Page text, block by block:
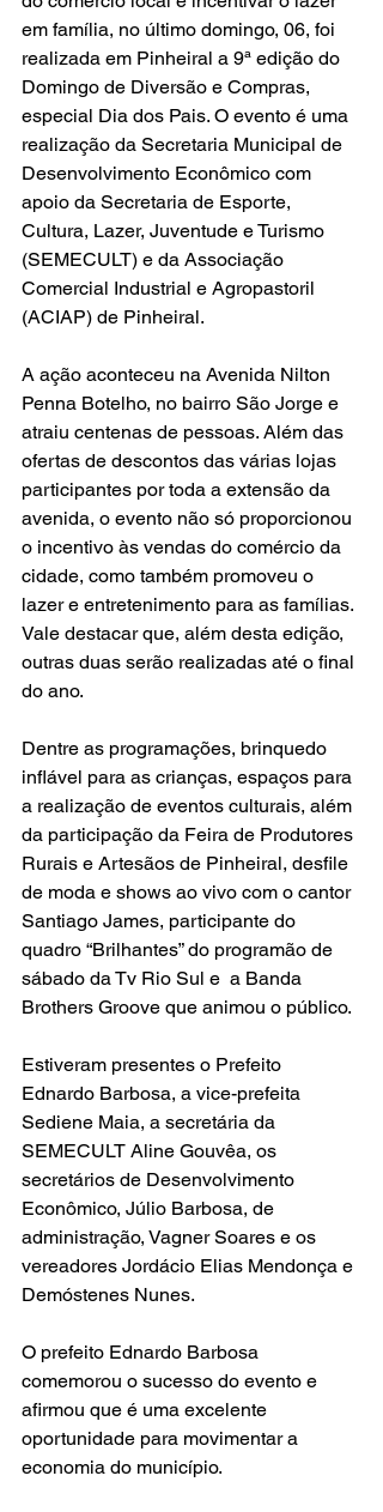
em família, no último domingo, 06, foi
realizada em Pinheiral a 9ª edição do
Domingo de Diversão e Compras,
especial Dia dos Pais. O evento é uma
realização da Secretaria Municipal de
Desenvolvimento Econômico com
apoio da Secretaria de Esporte,
Cultura, Lazer, Juventude e Turismo
(SEMECULT) e da Associação
Comercial Industrial e Agropastoril
(ACIAP) de Pinheiral.
A ação aconteceu na Avenida Nilton
Penna Botelho, no bairro São Jorge e
atraiu centenas de pessoas. Além das
ofertas de descontos das várias lojas
participantes por toda a extensão da
avenida, o evento não só proporcionou
o incentivo às vendas do comércio da
cidade, como também promoveu o
lazer e entretenimento para as famílias.
Vale destacar que, além desta edição,
outras duas serão realizadas até o final
do ano.
Dentre as programações, brinquedo
inflável para as crianças, espaços para
a realização de eventos culturais, além
da participação da Feira de Produtores
Rurais e Artesãos de Pinheiral, desfile
de moda e shows ao vivo com o cantor
Santiago James, participante do
quadro “Brilhantes” do programão de
sábado da Tv Rio Sul e  a Banda
Brothers Groove que animou o público.
Estiveram presentes o Prefeito
Ednardo Barbosa, a vice-prefeita
Sediene Maia, a secretária da
SEMECULT Aline Gouvêa, os
secretários de Desenvolvimento
Econômico, Júlio Barbosa, de
administração, Vagner Soares e os
vereadores Jordácio Elias Mendonça e
Demóstenes Nunes.
O prefeito Ednardo Barbosa
comemorou o sucesso do evento e
afirmou que é uma excelente
oportunidade para movimentar a
economia do município.